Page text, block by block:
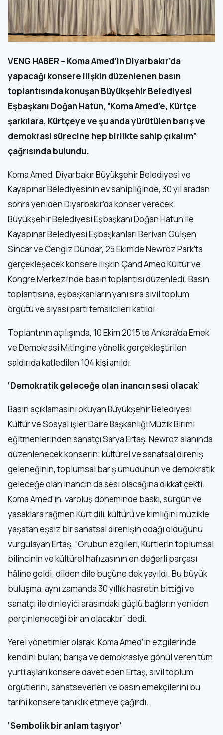
VENG HABER – Koma Amed’in Diyarbakır’da
yapacağı konsere ilişkin düzenlenen basın
toplantısında konuşan Büyükşehir Belediyesi
Eşbaşkanı Doğan Hatun, “Koma Amed’e, Kürtçe
şarkılara, Kürtçeye ve şu anda yürütülen barış ve
demokrasi sürecine hep birlikte sahip çıkalım”
çağrısında bulundu.
Koma Amed, Diyarbakır Büyükşehir Belediyesi ve
Kayapınar Belediyesinin ev sahipliğinde, 30 yıl aradan
sonra yeniden Diyarbakır’da konser verecek.
Büyükşehir Belediyesi Eşbaşkanı Doğan Hatun ile
Kayapınar Belediyesi Eşbaşkanları Berivan Gülşen
Sincar ve Cengiz Dündar, 25 Ekim’de Newroz Park’ta
gerçekleşecek konsere ilişkin Çand Amed Kültür ve
Kongre Merkezi’nde basın toplantısı düzenledi. Basın
toplantısına, eşbaşkanların yanı sıra sivil toplum
örgütü ve siyasi parti temsilcileri katıldı.
Toplantının açılışında, 10 Ekim 2015’te Ankara’da Emek
ve Demokrasi Mitingine yönelik gerçekleştirilen
saldırıda katledilen 104 kişi anıldı.
‘Demokratik geleceğe olan inancın sesi olacak’
Basın açıklamasını okuyan Büyükşehir Belediyesi
Kültür ve Sosyal işler Daire Başkanlığı Müzik Birimi
eğitmenlerinden sanatçı Sarya Ertaş, Newroz alanında
düzenlenecek konserin; kültürel ve sanatsal direniş
geleneğinin, toplumsal barış umudunun ve demokratik
geleceğe olan inancın da sesi olacağına dikkat çekti.
Koma Amed’in, varoluş döneminde baskı, sürgün ve
yasaklara rağmen Kürt dili, kültürü ve kimliğini müzikle
yaşatan eşsiz bir sanatsal direnişin odağı olduğunu
vurgulayan Ertaş, “Grubun ezgileri, Kürtlerin toplumsal
bilincinin ve kültürel hafızasının en değerli parçası
hâline geldi; dilden dile bugüne dek yayıldı. Bu büyük
buluşma, aynı zamanda 30 yıllık hasretin bittiği ve
sanatçı ile dinleyici arasındaki güçlü bağların yeniden
perçinleneceği bir an olacaktır” dedi.
Yerel yönetimler olarak, Koma Amed’in ezgilerinde
kendini bulan; barışa ve demokrasiye gönül veren tüm
yurttaşları konsere davet eden Ertaş, sivil toplum
örgütlerini, sanatseverleri ve basın emekçilerini bu
tarihi konsere tanıklık etmeye çağırdı.
‘Sembolik bir anlam taşıyor’